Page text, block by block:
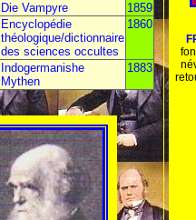
Die Vampyre
1859
Encyclopédie
théologique/dictionnaire
des sciences occultes
1860
Indogermanishe
Mythen
1883